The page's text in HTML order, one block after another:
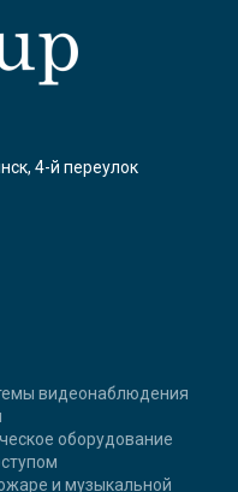
4-й переулок
видеонаблюдения
оборудование
и музыкальной